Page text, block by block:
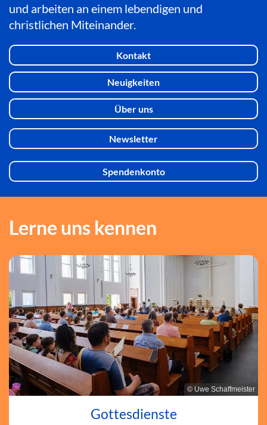
und arbeiten an einem lebendigen und
christlichen Miteinander.
Kontakt
Neuigkeiten
Über uns
Newsletter
Spendenkonto
Lerne uns kennen
© Uwe Schaffmeister
Gottesdienste